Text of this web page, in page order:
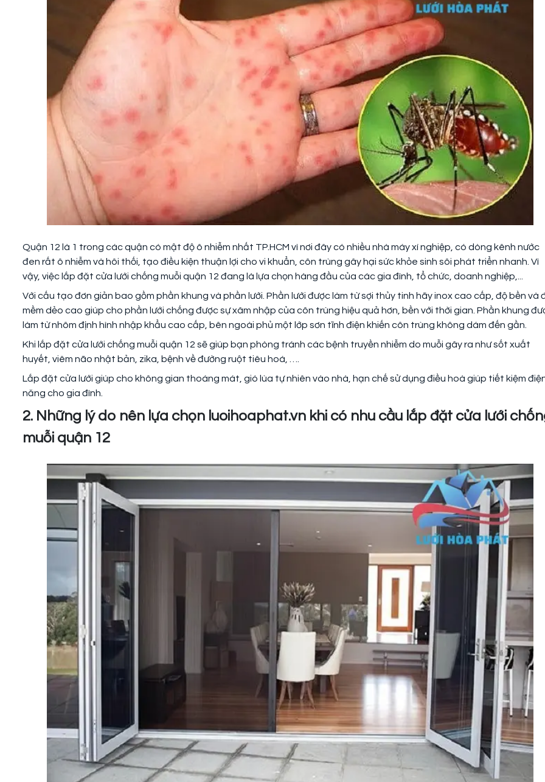
Quận 12 là 1 trong các quận có mật độ ô nhiễm nhất TP.HCM vì nơi đây có nhiều nhà máy xí nghiệp, có dòng kênh nước
đen rất ô nhiễm và hôi thối, tạo điều kiện thuận lợi cho vi khuẩn, côn trùng gây hại sức khỏe sinh sôi phát triển nhanh. Vì
vậy, việc lắp đặt cửa lưới chống muỗi quận 12 đang là lựa chọn hàng đầu của các gia đình, tổ chức, doanh nghiệp,...
Với cấu tạo đơn giản bao gồm phần khung và phần lưới. Phần lưới được làm từ sợi thủy tinh hãy inox cao cấp, độ bền và
mềm dẻo cao giúp cho phần lưới chống được sự xâm nhập của côn trùng hiệu quả hơn, bền với thời gian. Phần khung
làm từ nhôm định hình nhập khẩu cao cấp, bên ngoài phủ một lớp sơn tĩnh điện khiến côn trùng không dám đến gần.
Khi lắp đặt cửa lưới chống muỗi quận 12 sẽ giúp bạn phòng tránh các bệnh truyền nhiễm do muỗi gây ra như sốt xuất
huyết, viêm não nhật bản, zika, bệnh về đường ruột tiêu hoá, ….
Lắp đặt cửa lưới giúp cho không gian thoáng mát, gió lùa tự nhiên vào nhà, hạn chế sử dụng điều hoà giúp tiết kiệm
năng cho gia đình.
2. Những lý do nên lựa chọn luoihoaphat.vn khi có nhu cầu lắp đặt cửa lưới
muỗi quận 12